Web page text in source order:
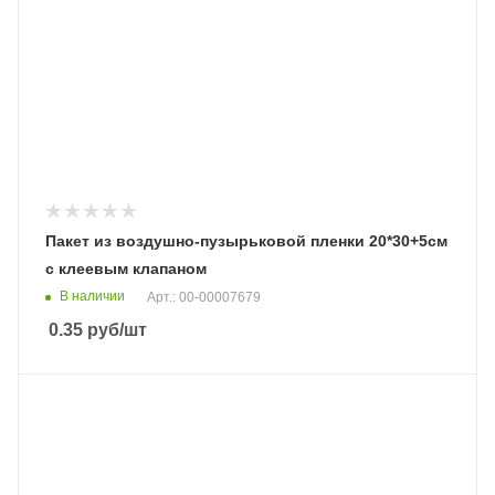
Пакет из воздушно-пузырьковой пленки 20*30+5см
с клеевым клапаном
В наличии Арт.: 00-00007679
0.35 руб/шт